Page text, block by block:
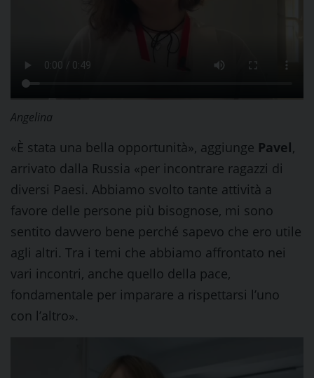
Angelina
«È stata una bella opportunità», aggiunge Pavel,
arrivato dalla Russia «per incontrare ragazzi di
diversi Paesi. Abbiamo svolto tante attività a
favore delle persone più bisognose, mi sono
sentito davvero bene perché sapevo che ero utile
agli altri. Tra i temi che abbiamo affrontato nei
vari incontri, anche quello della pace,
fondamentale per imparare a rispettarsi l’uno
con l’altro».